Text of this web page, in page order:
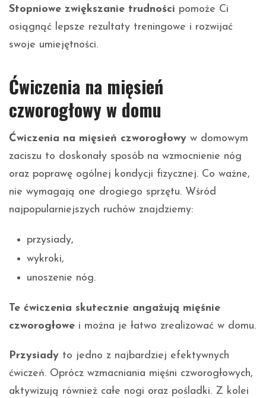
Stopniowe zwiększanie trudności pomoże Ci
osiągnąć lepsze rezultaty treningowe i rozwijać
swoje umiejętności.
Ćwiczenia na mięsień
czworogłowy w domu
Ćwiczenia na mięsień czworogłowy w domowym
zaciszu to doskonały sposób na wzmocnienie nóg
oraz poprawę ogólnej kondycji fizycznej. Co ważne,
nie wymagają one drogiego sprzętu. Wśród
najpopularniejszych ruchów znajdziemy:
przysiady,
wykroki,
unoszenie nóg.
Te ćwiczenia skutecznie angażują mięśnie
czworogłowe i można je łatwo zrealizować w domu.
Przysiady to jedno z najbardziej efektywnych
ćwiczeń. Oprócz wzmacniania mięśni czworogłowych,
aktywizują również całe nogi oraz pośladki. Z kolei